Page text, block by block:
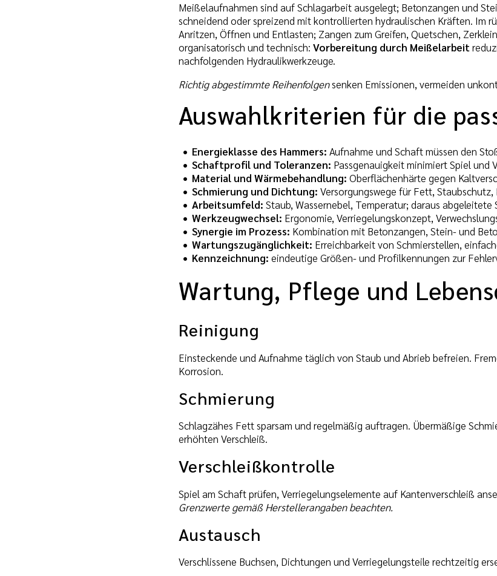
Meißelaufnahmen sind auf Schlagarbeit ausgelegt; Betonzangen und
schneidend oder spreizend mit kontrollierten hydraulischen Kräften. Im
Anritzen, Öffnen und Entlasten; Zangen zum Greifen, Quetschen,
organisatorisch und technisch: Vorbereitung durch Meißelarbeit
nachfolgenden Hydraulikwerkzeuge.
Richtig abgestimmte Reihenfolgensenken Emissionen, vermeiden
Auswahlkriterien für die
Energieklasse des Hammers: Aufnahme und Schaft müssen den
Schaftprofil und Toleranzen: Passgenauigkeit minimiert Spiel und
Material und Wärmebehandlung: Oberflächenhärte gegen
Schmierung und Dichtung: Versorgungswege für Fett,
Arbeitsumfeld: Staub, Wassernebel, Temperatur; daraus abgeleitete
Werkzeugwechsel: Ergonomie, Verriegelungskonzept,
Synergie im Prozess: Kombination mit Betonzangen, Stein- und
Wartungszugänglichkeit: Erreichbarkeit von Schmierstellen,
Kennzeichnung: eindeutige Größen- und Profilkennungen zur
Wartung, Pflege und
Reinigung
Einsteckende und Aufnahme täglich von Staub und Abrieb befreien.
Korrosion.
Schmierung
Schlagzähes Fett sparsam und regelmäßig auftragen. Übermäßige
erhöhten Verschleiß.
Verschleißkontrolle
Spiel am Schaft prüfen, Verriegelungselemente auf Kantenverschleiß
Grenzwerte gemäß Herstellerangaben beachten.
Austausch
Verschlissene Buchsen, Dichtungen und Verriegelungsteile rechtzeitig